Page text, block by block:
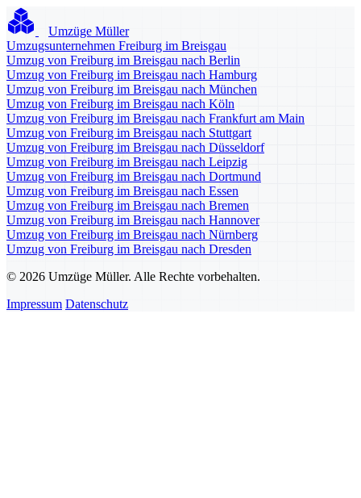
Umzüge Müller
Umzugsunternehmen Freiburg im Breisgau
Umzug von Freiburg im Breisgau nach Berlin
Umzug von Freiburg im Breisgau nach Hamburg
Umzug von Freiburg im Breisgau nach München
Umzug von Freiburg im Breisgau nach Köln
Umzug von Freiburg im Breisgau nach Frankfurt am Main
Umzug von Freiburg im Breisgau nach Stuttgart
Umzug von Freiburg im Breisgau nach Düsseldorf
Umzug von Freiburg im Breisgau nach Leipzig
Umzug von Freiburg im Breisgau nach Dortmund
Umzug von Freiburg im Breisgau nach Essen
Umzug von Freiburg im Breisgau nach Bremen
Umzug von Freiburg im Breisgau nach Hannover
Umzug von Freiburg im Breisgau nach Nürnberg
Umzug von Freiburg im Breisgau nach Dresden
© 2026 Umzüge Müller. Alle Rechte vorbehalten.
Impressum Datenschutz